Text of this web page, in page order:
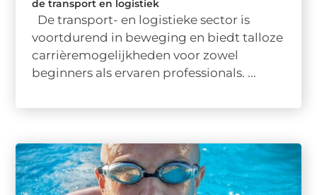
de transport en logistiek
De transport- en logistieke sector is
voortdurend in beweging en biedt talloze
carrièremogelijkheden voor zowel
beginners als ervaren professionals. ...